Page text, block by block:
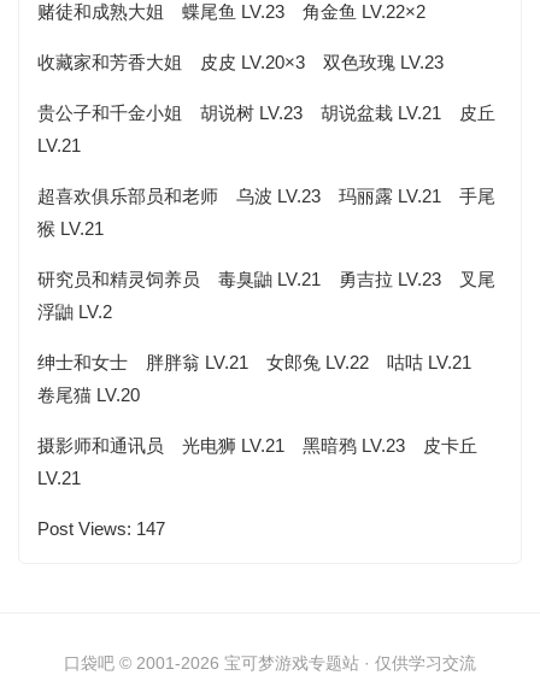
赌徒和成熟大姐 蝶尾鱼 LV.23 角金鱼 LV.22×2
收藏家和芳香大姐 皮皮 LV.20×3 双色玫瑰 LV.23
贵公子和千金小姐 胡说树 LV.23 胡说盆栽 LV.21 皮丘
LV.21
超喜欢俱乐部员和老师 乌波 LV.23 玛丽露 LV.21 手尾
猴 LV.21
研究员和精灵饲养员 毒臭鼬 LV.21 勇吉拉 LV.23 叉尾
浮鼬 LV.2
绅士和女士 胖胖翁 LV.21 女郎兔 LV.22 咕咕 LV.21
卷尾猫 LV.20
摄影师和通讯员 光电狮 LV.21 黑暗鸦 LV.23 皮卡丘
LV.21
Post Views: 147
口袋吧 © 2001-2026 宝可梦游戏专题站 · 仅供学习交流